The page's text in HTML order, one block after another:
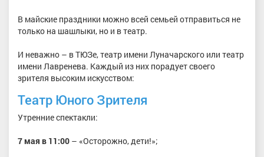
В майские праздники можно всей семьей отправиться не
только на шашлыки, но и в театр.
И неважно – в ТЮЗе, театр имени Луначарского или театр
имени Лавренева. Каждый из них порадует своего
зрителя высоким искусством:
Театр Юного Зрителя
Утренние спектакли:
7 мая в 11:00 – «Осторожно, дети!»;